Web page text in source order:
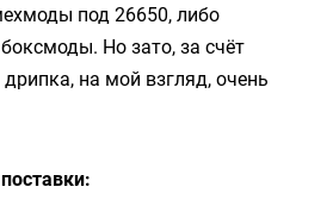
под 26650, либо
Но зато, за счёт
на мой взгляд, очень